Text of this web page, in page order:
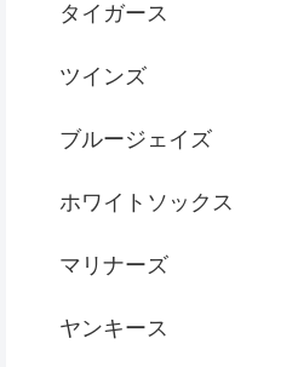
タイガース
ツインズ
ブルージェイズ
ホワイトソックス
マリナーズ
ヤンキース